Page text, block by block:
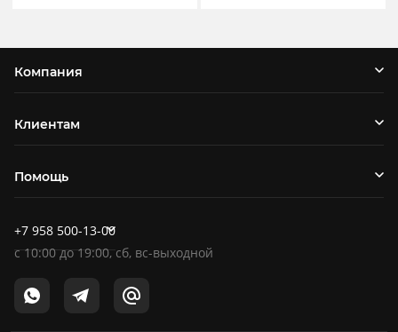
Компания
Клиентам
Помощь
+7 958 500-13-00
c10:00до19:00, сб, вс-выходной